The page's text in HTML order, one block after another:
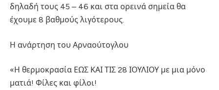
δηλαδή τους 45 – 46 και στα ορεινά σημεία θα
έχουμε 8 βαθμούς λιγότερους.
Η ανάρτηση του Αρναούτογλου
«Η θερμοκρασία ΕΩΣ ΚΑΙ ΤΙΣ 28 ΙΟΥΛΙΟΥ με μια μόνο
ματιά! Φίλες και φίλοι!